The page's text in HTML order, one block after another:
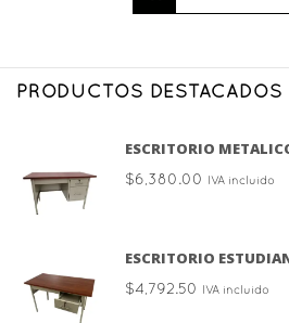
PRODUCTOS DESTACADOS
ESCRITORIO
$6,380.00 IVA incluido
ESCRITORIO
$4,792.50 IVA incluido